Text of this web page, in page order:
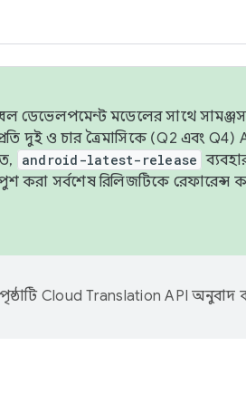
ডেভেলপমেন্ট মডেলের সাথে
দুই ও চার ত্রৈমাসিকে (Q2 এবং
android-latest-release
পুশ করা সর্বশেষ রিলিজটিকে
Cloud Translation API অনুবাদ